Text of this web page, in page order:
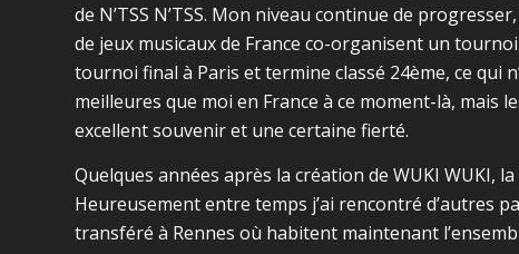
de N’TSS N’TSS. Mon niveau continue de
de jeux musicaux de France co-organisent un
tournoi final à Paris et termine classé 24ème, ce qui
meilleures que moi en France à ce moment-là, mais
excellent souvenir et une certaine fierté.
Quelques années après la création de WUKI WUKI,
Heureusement entre temps j’ai rencontré d’autres
transféré à Rennes où habitent maintenant